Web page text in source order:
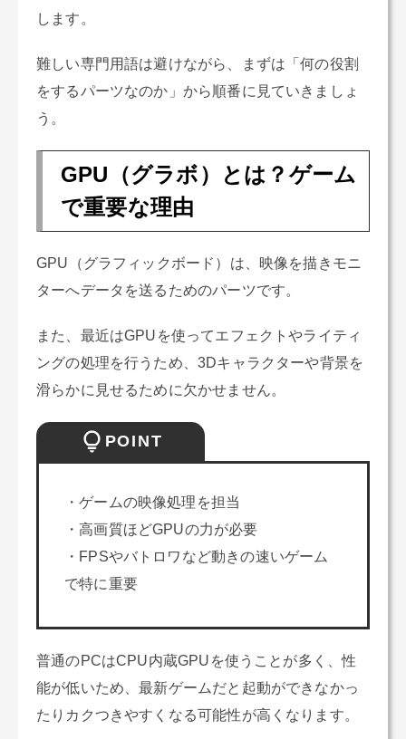
します。
難しい専門用語は避けながら、まずは「何の役割
をするパーツなのか」から順番に見ていきましょ
う。
GPU（グラボ）とは？ゲーム
で重要な理由
GPU（グラフィックボード）は、映像を描きモニ
ターへデータを送るためのパーツです。
また、最近はGPUを使ってエフェクトやライティ
ングの処理を行うため、3Dキャラクターや背景を
滑らかに見せるために欠かせません。
POINT
・ゲームの映像処理を担当
・高画質ほどGPUの力が必要
・FPSやバトロワなど動きの速いゲーム
で特に重要
普通のPCはCPU内蔵GPUを使うことが多く、性
能が低いため、最新ゲームだと起動ができなかっ
たりカクつきやすくなる可能性が高くなります。